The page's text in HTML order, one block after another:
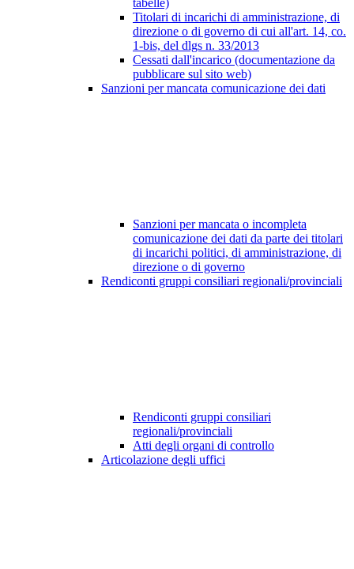
tabelle)
Titolari di incarichi di amministrazione, di
direzione o di governo di cui all'art. 14, co.
1-bis, del dlgs n. 33/2013
Cessati dall'incarico (documentazione da
pubblicare sul sito web)
Sanzioni per mancata comunicazione dei dati
Sanzioni per mancata o incompleta
comunicazione dei dati da parte dei titolari
di incarichi politici, di amministrazione, di
direzione o di governo
Rendiconti gruppi consiliari regionali/provinciali
Rendiconti gruppi consiliari
regionali/provinciali
Atti degli organi di controllo
Articolazione degli uffici